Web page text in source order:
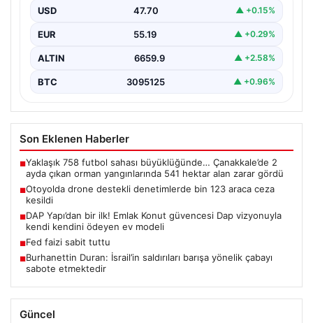
sürdürdüğü drone destekli otoyol denetimlerinde
yoğun bir kontrol…
USD 47.70 ▲ +0.15%
EUR 55.19 ▲ +0.29%
ALTIN 6659.9 ▲ +2.58%
BTC 3095125 ▲ +0.96%
Son Eklenen Haberler
■Yaklaşık 758 futbol sahası büyüklüğünde… Çanakkale’de 2
ayda çıkan orman yangınlarında 541 hektar alan zarar gördü
■Otoyolda drone destekli denetimlerde bin 123 araca ceza
kesildi
■DAP Yapı’dan bir ilk! Emlak Konut güvencesi Dap vizyonuyla
kendi kendini ödeyen ev modeli
■Fed faizi sabit tuttu
■Burhanettin Duran: İsrail’in saldırıları barışa yönelik çabayı
sabote etmektedir
Güncel